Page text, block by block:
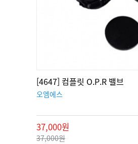
[4647] 컴플릿 O.P.R 밸브
오엠에스
37,000원
37,000원